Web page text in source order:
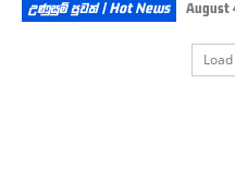
උණුසුම් පුවත් | Hot News August